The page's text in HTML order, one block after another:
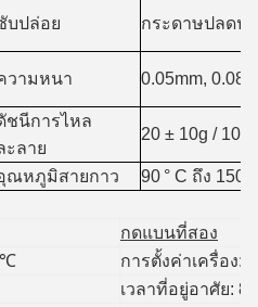
บปล่อย กระดาษปลดป
วามหนา 0.05mm,
ชนีการไหล
ะลาย
20 ± 10g / 10
ณหภูมิสายกาว 90 ° C ถึง 150
กดแบนที่สอง
℃
การตั้งค่าเครื่อง:
เวลาที่อยู่อาศัย: